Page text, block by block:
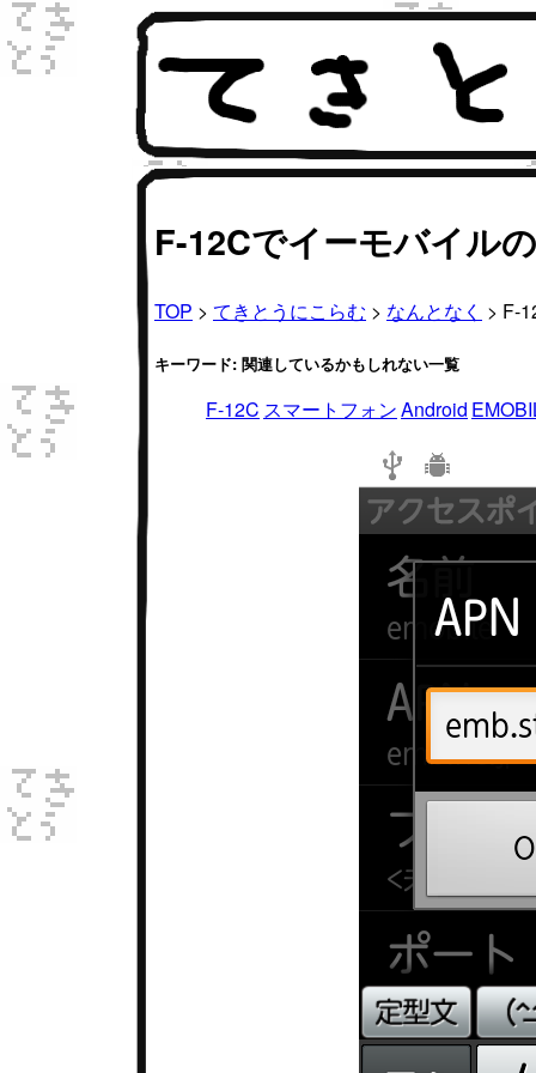
F-12Cでイーモバイル
TOP > てきとうにこらむ > なんとなく > F-
キーワード: 関連しているかもしれない一覧
F-12C スマートフォンAndroid